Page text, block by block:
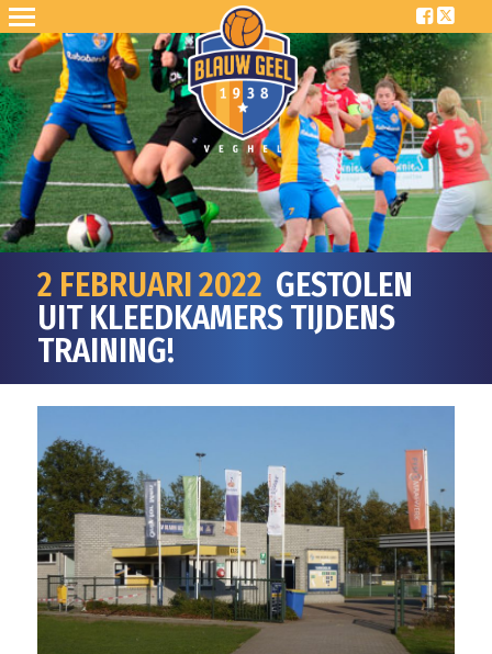
2 FEBRUARI 2022 GESTOLEN
UIT KLEEDKAMERS TIJDENS
TRAINING!